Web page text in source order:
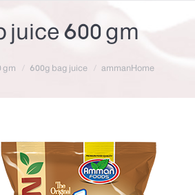
600 gm
Home
amman
600g bag juice